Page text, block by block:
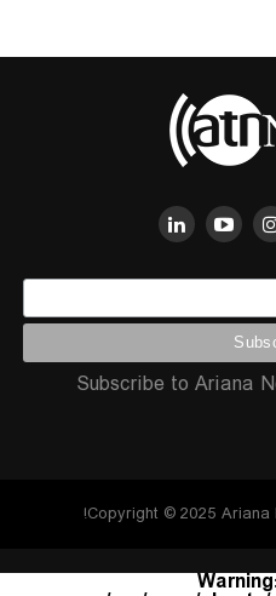
Subscribe to Ariana
Copyright © 2025 Ariana
Warning